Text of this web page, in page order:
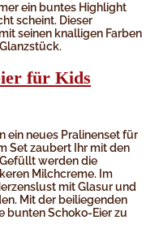
ein buntes Highlight
scheint. Dieser
seinen knalligen Farben
für Kids
ein neues Pralinenset für
Set zaubert Ihr mit den
werden die
Milchcreme. Im
mit Glasur und
Mit der beiliegenden
bunten Schoko-Eier zu